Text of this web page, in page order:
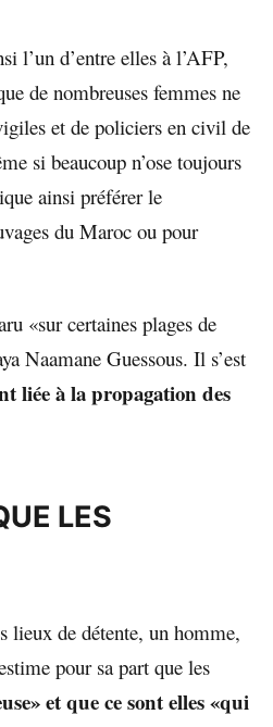
l’un d’entre elles à l’AFP,
de nombreuses femmes ne
et de policiers en civil de
si beaucoup n’ose toujours
ainsi préférer le
du Maroc ou pour
«sur certaines plages de
Naamane Guessous. Il s’est
liée à la propagation des
LES
lieux de détente, un homme,
pour sa part que les
et que ce sont elles «qui